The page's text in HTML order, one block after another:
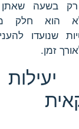
רק בשעה
הוא חלק
שנועדו
זמן.